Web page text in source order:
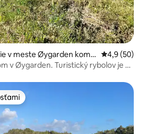
v meste Øygarden kom
Priemerné
4,9 (50)
v Øygarden. Turistický rybolov je v